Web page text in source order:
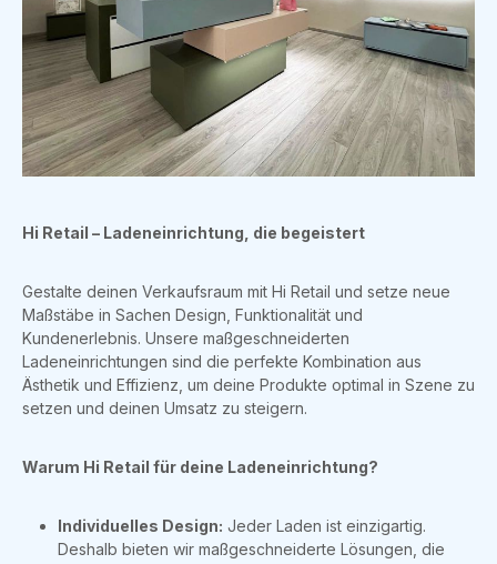
Hi Retail – Ladeneinrichtung, die begeistert
Gestalte deinen Verkaufsraum mit Hi Retail und setze neue
Maßstäbe in Sachen Design, Funktionalität und
Kundenerlebnis. Unsere maßgeschneiderten
Ladeneinrichtungen sind die perfekte Kombination aus
Ästhetik und Effizienz, um deine Produkte optimal in Szene zu
setzen und deinen Umsatz zu steigern.
Warum Hi Retail für deine Ladeneinrichtung?
Individuelles Design: Jeder Laden ist einzigartig.
Deshalb bieten wir maßgeschneiderte Lösungen, die